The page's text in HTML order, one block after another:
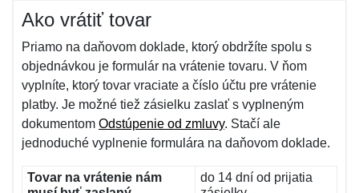
Ako vrátiť tovar
Priamo na daňovom doklade, ktorý obdržíte spolu s
objednávkou je formulár na vrátenie tovaru. V ňom
vyplníte, ktorý tovar vraciate a číslo účtu pre vrátenie
platby. Je možné tiež zásielku zaslať s vyplneným
dokumentom Odstúpenie od zmluvy. Stačí ale
jednoduché vyplnenie formulára na daňovom doklade.
Tovar na vrátenie nám
do 14 dní od prijatia